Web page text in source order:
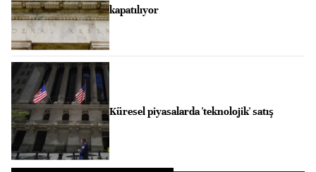
kapatılıyor
Küresel piyasalarda 'teknolojik' satış